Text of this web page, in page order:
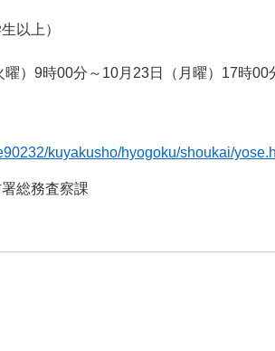
以上）
）9時00分～10月23日（月曜）17時00
kuyakusho/hyogoku/shoukai/
総務査察課